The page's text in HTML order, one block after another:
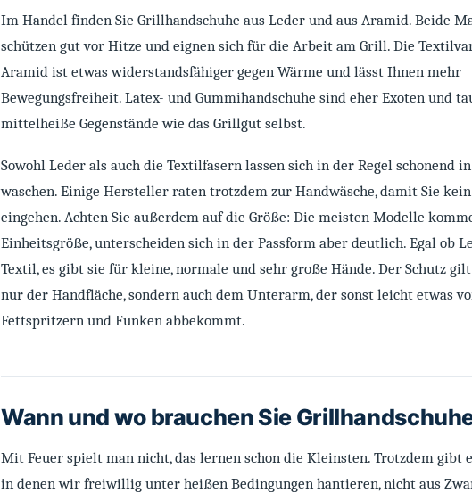
Im Handel finden Sie Grillhandschuhe aus Leder und aus Aramid. Beide
schützen gut vor Hitze und eignen sich für die Arbeit am Grill. Die
Aramid ist etwas widerstandsfähiger gegen Wärme und lässt Ihnen mehr
Bewegungsfreiheit. Latex- und Gummihandschuhe sind eher Exoten und
mittelheiße Gegenstände wie das Grillgut selbst.
Sowohl Leder als auch die Textilfasern lassen sich in der Regel schonend
waschen. Einige Hersteller raten trotzdem zur Handwäsche, damit Sie
eingehen. Achten Sie außerdem auf die Größe: Die meisten Modelle
Einheitsgröße, unterscheiden sich in der Passform aber deutlich. Egal ob
Textil, es gibt sie für kleine, normale und sehr große Hände. Der Schutz
nur der Handfläche, sondern auch dem Unterarm, der sonst leicht etwas
Fettspritzern und Funken abbekommt.
Wann und wo brauchen Sie
Mit Feuer spielt man nicht, das lernen schon die Kleinsten. Trotzdem gibt
in denen wir freiwillig unter heißen Bedingungen hantieren, nicht aus